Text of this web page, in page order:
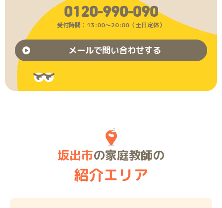
0120-990-090
受付時間：13:00〜20:00（土日定休）
メールで問い合わせする
坂出市の家庭教師の
紹介エリア